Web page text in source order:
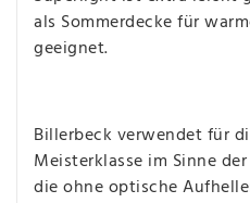
als Sommerdecke für
geeignet.
Billerbeck verwendet für
Meisterklasse im Sinne
die ohne optische